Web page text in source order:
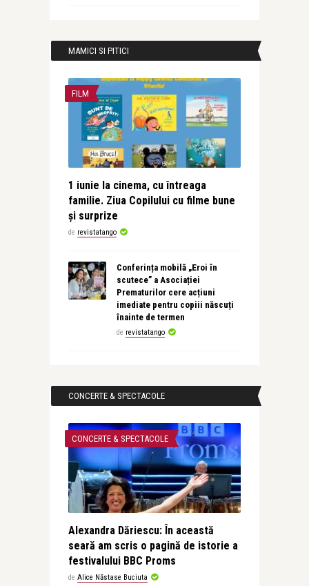
MAMICI SI PITICI
FILM
1 iunie la cinema, cu întreaga
familie. Ziua Copilului cu filme bune
și surprize
de revistatango
Conferința mobilă „Eroi în
scutece” a Asociației
Prematurilor cere acțiuni
imediate pentru copiii născuți
înainte de termen
de revistatango
CONCERTE & SPECTACOLE
CONCERTE & SPECTACOLE
Alexandra Dăriescu: În această
seară am scris o pagină de istorie a
festivalului BBC Proms
de Alice Năstase Buciuta